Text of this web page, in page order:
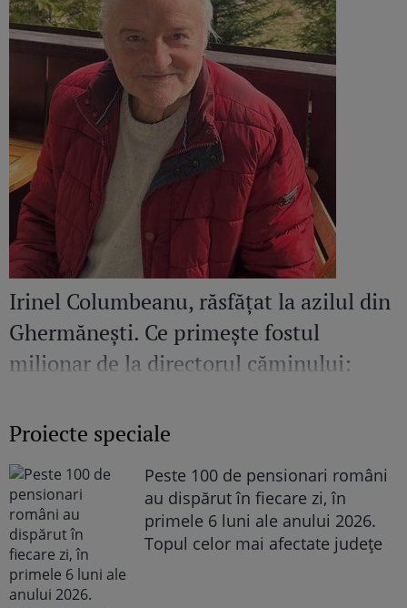
Irinel Columbeanu, răsfățat la azilul din
Ghermănești. Ce primește fostul
milionar de la directorul căminului:
Proiecte speciale
Peste 100 de pensionari români
au dispărut în fiecare zi, în
primele 6 luni ale anului 2026.
Topul celor mai afectate județe